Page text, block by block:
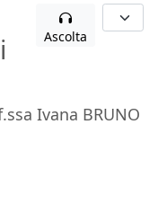
Ascolta
Ivana BRUNO